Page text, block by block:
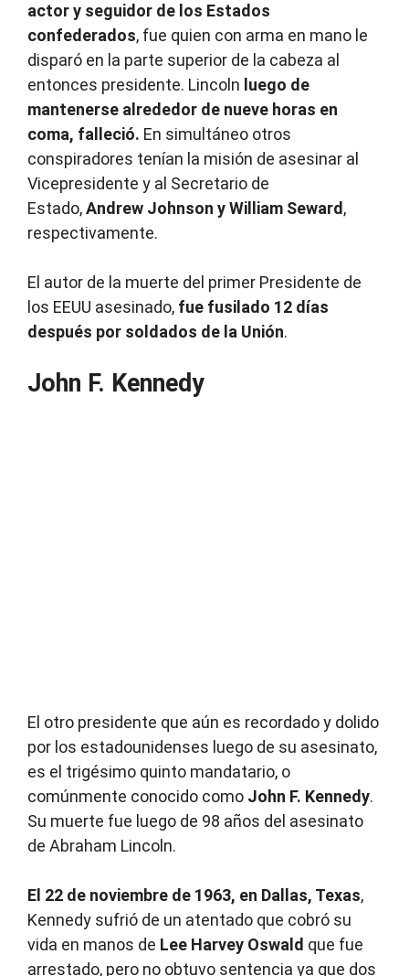
actor y seguidor de los Estados
confederados, fue quien con arma en mano le
disparó en la parte superior de la cabeza al
entonces presidente. Lincoln luego de
mantenerse alrededor de nueve horas en
coma, falleció. En simultáneo otros
conspiradores tenían la misión de asesinar al
Vicepresidente y al Secretario de
Estado,Andrew Johnson y William Seward,
respectivamente.
El autor de la muerte del primer Presidente de
los EEUU asesinado, fue fusilado 12 días
después por soldados de la Unión.
John F. Kennedy
El otro presidente que aún es recordado y dolido
por los estadounidenses luego de su asesinato,
es el trigésimo quinto mandatario, o
comúnmente conocido como John F. Kennedy.
Su muerte fue luego de 98 años del asesinato
de Abraham Lincoln.
El 22 de noviembre de 1963, en Dallas, Texas,
Kennedy sufrió de un atentado que cobró su
vida en manos de Lee Harvey Oswald que fue
arrestado, pero no obtuvo sentencia ya que dos